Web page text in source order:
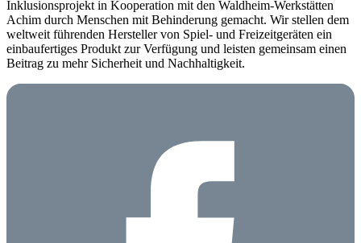
Inklusionsprojekt in Kooperation mit den Waldheim-Werkstätten
Achim durch Menschen mit Behinderung gemacht. Wir stellen dem
weltweit führenden Hersteller von Spiel- und Freizeitgeräten ein
einbaufertiges Produkt zur Verfügung und leisten gemeinsam einen
Beitrag zu mehr Sicherheit und Nachhaltigkeit.